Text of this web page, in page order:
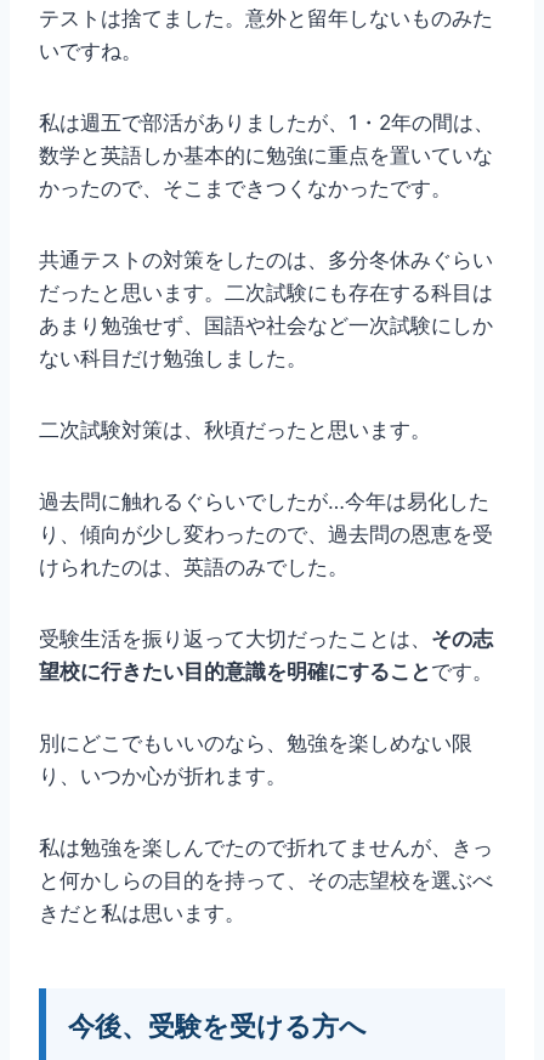
テストは捨てました。意外と留年しないものみた
いですね。
私は週五で部活がありましたが、1・2年の間は、
数学と英語しか基本的に勉強に重点を置いていな
かったので、そこまできつくなかったです。
共通テストの対策をしたのは、多分冬休みぐらい
だったと思います。二次試験にも存在する科目は
あまり勉強せず、国語や社会など一次試験にしか
ない科目だけ勉強しました。
二次試験対策は、秋頃だったと思います。
過去問に触れるぐらいでしたが…今年は易化した
り、傾向が少し変わったので、過去問の恩恵を受
けられたのは、英語のみでした。
受験生活を振り返って大切だったことは、 その志
望校に行きたい目的意識を明確にすること です。
別にどこでもいいのなら、勉強を楽しめない限
り、いつか心が折れます。
私は勉強を楽しんでたので折れてませんが、きっ
と何かしらの目的を持って、その志望校を選ぶべ
きだと私は思います。
今後、受験を受ける方へ